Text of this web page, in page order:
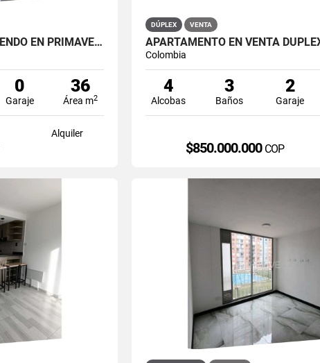
APARTAMENTO EN ARRIENDO EN PRIMAVERA PUENTE ARANDA PRIMAVERA 6-39 ET 2
0
Garaje
36
Área m2
Alquiler
DÚPLEX VENTA
Colombia
4
Alcobas
3
Baños
2
Garaje
$850.000.000 COP